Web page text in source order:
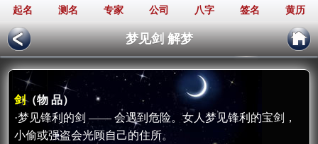
起名 测名 专家 公司 八字 签名 黄历
梦见剑 解梦
剑（物 品）
·梦见锋利的剑 —— 会遇到危险。女人梦见锋利的宝剑，
小偷或强盗会光顾自己的住所。